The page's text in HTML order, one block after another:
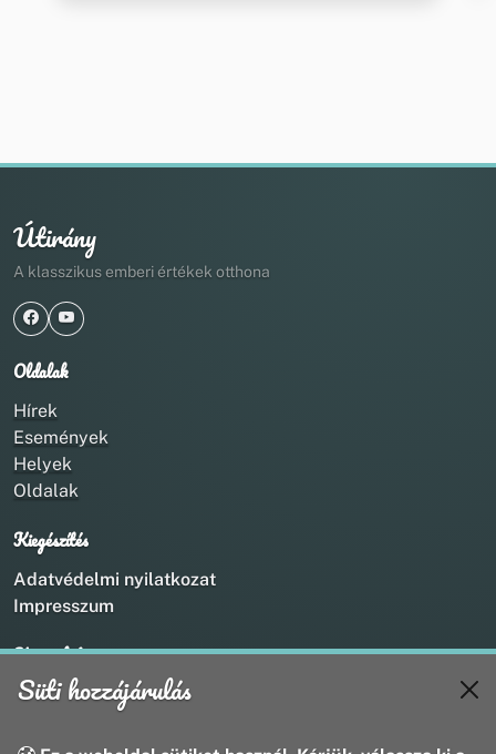
Útirány
A klasszikus emberi értékek otthona
Oldalak
Hírek
Események
Helyek
Oldalak
Kiegészítés
Adatvédelmi nyilatkozat
Impresszum
Kapcsolat
+36 20 211 1888
webmaster@utirany.hu
Süti hozzájárulás